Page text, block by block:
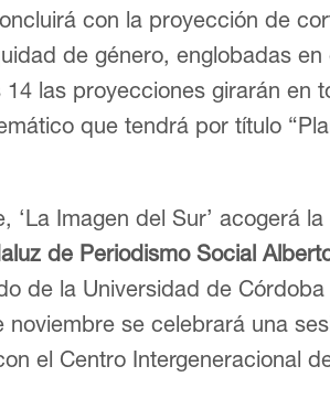
con la proyección de
de género, englobadas en
14 las proyecciones girarán en
que tendrá por título
‘La Imagen del Sur’ acogerá
de Periodismo Social
de la Universidad de Córdoba
noviembre se celebrará una
el Centro Intergeneracional